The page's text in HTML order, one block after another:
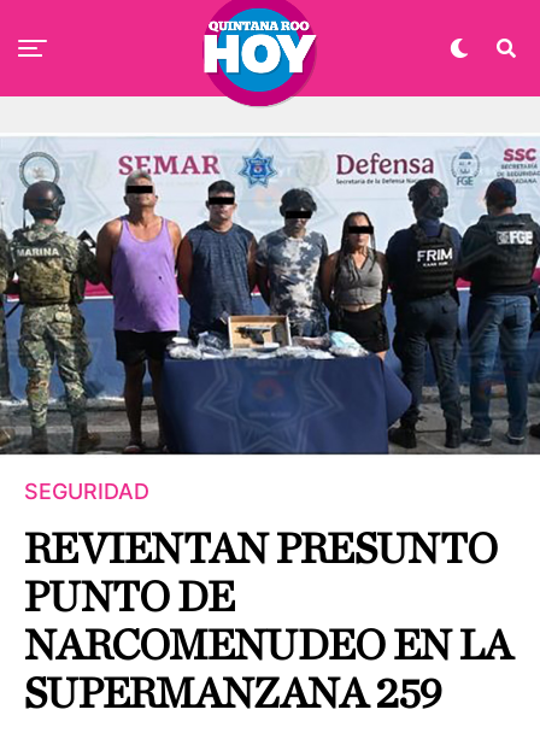
SEGURIDAD
REVIENTAN PRESUNTO
PUNTO DE
NARCOMENUDEO EN LA
SUPERMANZANA 259